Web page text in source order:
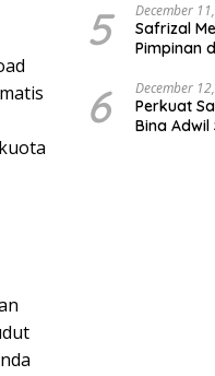
5 December
Safrizal
Pimpinan
6 December
Perkuat
Bina